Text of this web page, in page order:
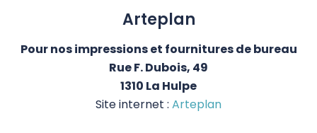
Arteplan
Pour nos impressions et fournitures de bureau
Rue F. Dubois, 49
1310 La Hulpe
Site internet : Arteplan